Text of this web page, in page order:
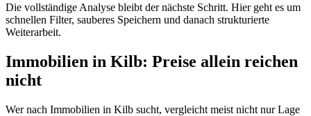
Die vollständige Analyse bleibt der nächste Schritt. Hier geht es um
schnellen Filter, sauberes Speichern und danach strukturierte
Weiterarbeit.
Immobilien in Kilb: Preise allein reichen
nicht
Wer nach Immobilien in Kilb sucht, vergleicht meist nicht nur Lage